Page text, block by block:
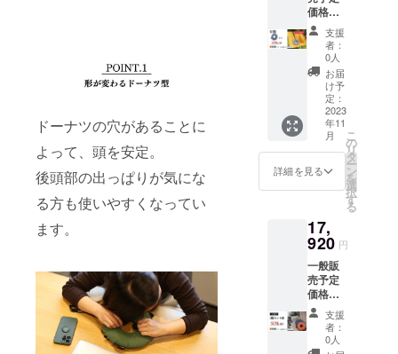
ドーナツの穴があることに
よって、頭を安定。
後頭部の出っぱりが気にな
る方も使いやすくなってい
ます。
ご支援
により
量産効
率が向
上した
場合、
正規販
売価格
が販売
予定価
格より
下がる
す。 ※
デザイ
ン・仕
様は変
更にな
る可能
性もご
ざいま
す。ご
オー
シャン
(ブルー)
/ フォレ
スト (グ
リーン)
の中か
らお好
きな色
をお選
びくだ
さい
*********
*********
*********
*********
*****
【注意
点】 ※
皆様の
ご支援
により
量産効
率が向
価格
12,800
円(税込)
20%OF
F →
10,240
円(税込)
*********
*********
*********
*********
***** [お
届け内
容]
PILLOW
お好き
な色1つ
スポー
ツ (オレ
ンジ) /
オー
シャン
(ブルー)
/ フォレ
支援
者：
0人
お届
け予
定：
2023
年11
月
詳細を見る
こ
の
リ
タ
ー
ン
を
選
択
す
る
17,
920 円
一般販
売予定
価格
25,600
円(税込)
2個セッ
ト
支援
者：
0人